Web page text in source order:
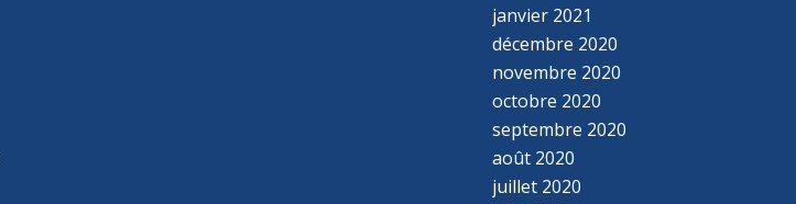
janvier 2021
décembre 2020
novembre 2020
octobre 2020
septembre 2020
août 2020
juillet 2020